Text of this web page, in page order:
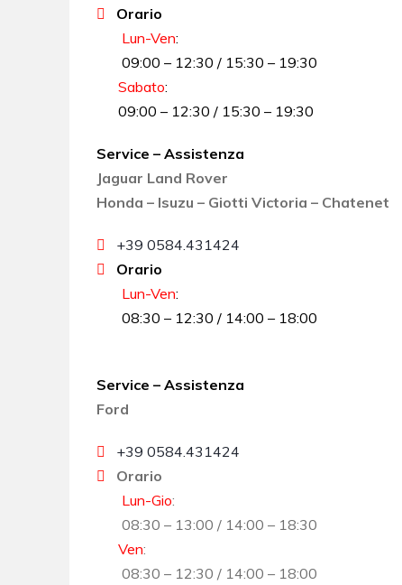
Orario
Lun-Ven:
09:00 – 12:30 / 15:30 – 19:30
Sabato:
09:00 – 12:30 / 15:30 – 19:30
Service – Assistenza
Jaguar Land Rover
Honda – Isuzu – Giotti Victoria – Chatenet
+39 0584.431424
Orario
Lun-Ven:
08:30 – 12:30 / 14:00 – 18:00
Service – Assistenza
Ford
+39 0584.431424
Orario
Lun-Gio:
08:30 – 13:00 / 14:00 – 18:30
Ven:
08:30 – 12:30 / 14:00 – 18:00